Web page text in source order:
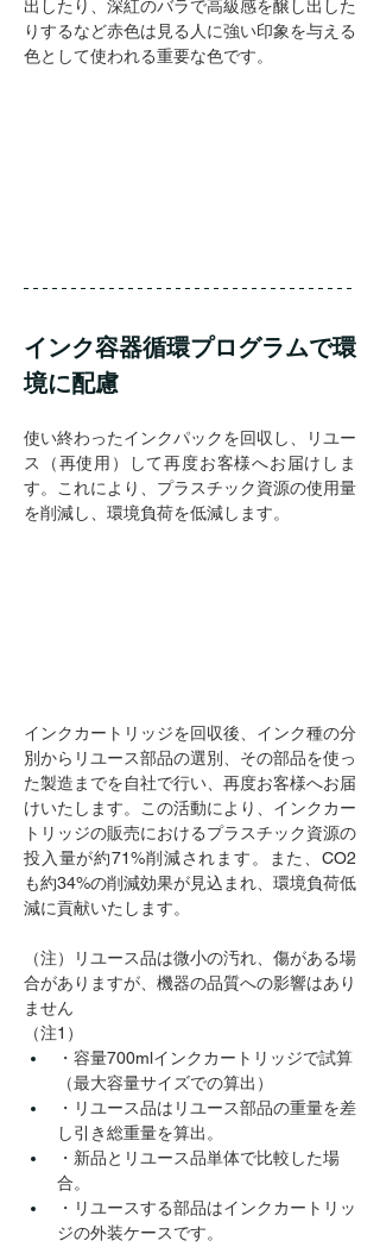
出したり、深紅のバラで高級感を醸し出した
りするなど赤色は見る人に強い印象を与える
色として使われる重要な色です。
インク容器循環プログラムで環
境に配慮
使い終わったインクパックを回収し、リユー
ス（再使用）して再度お客様へお届けしま
す。これにより、プラスチック資源の使用量
を削減し、環境負荷を低減します。
インクカートリッジを回収後、インク種の分
別からリユース部品の選別、その部品を使っ
た製造までを自社で行い、再度お客様へお届
けいたします。この活動により、インクカー
トリッジの販売におけるプラスチック資源の
投入量が約71%削減されます。また、CO2
も約34%の削減効果が見込まれ、環境負荷低
減に貢献いたします。
（注）リユース品は微小の汚れ、傷がある場
合がありますが、機器の品質への影響はあり
ません
（注1）
・容量700mlインクカートリッジで試算
（最大容量サイズでの算出）
・リユース品はリユース部品の重量を差
し引き総重量を算出。
・新品とリユース品単体で比較した場
合。
・リユースする部品はインクカートリッ
ジの外装ケースです。